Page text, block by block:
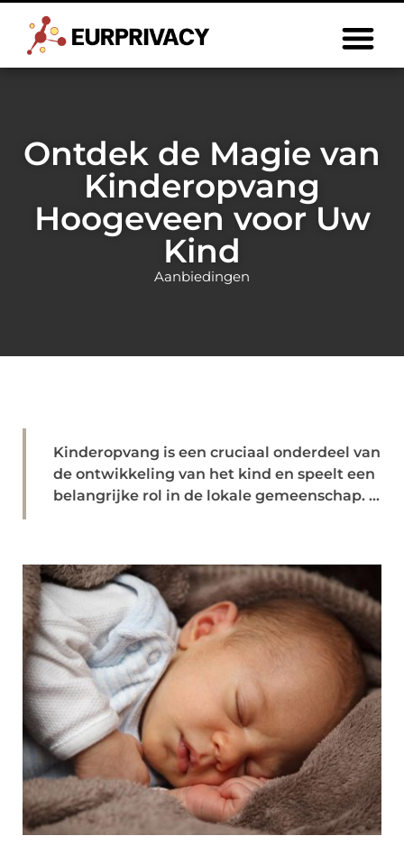
Ontdek de Magie van
Kinderopvang
Hoogeveen voor Uw
Kind
Aanbiedingen
Kinderopvang is een cruciaal onderdeel van
de ontwikkeling van het kind en speelt een
belangrijke rol in de lokale gemeenschap. ...